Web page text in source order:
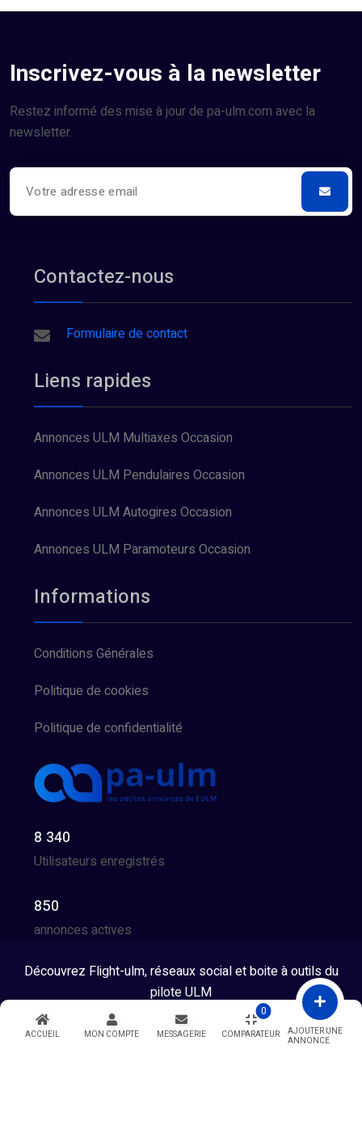
ACCUEIL MON COMPTE MESSAGERIE COMPARATEUR
0
AJOUTER UNE
ANNONCE
Inscrivez-vous à la newsletter
Restez informé des mise à jour de pa-ulm.com avec la
newsletter.
Contactez-nous
Formulaire de contact
Liens rapides
Annonces ULM Multiaxes Occasion
Annonces ULM Pendulaires Occasion
Annonces ULM Autogires Occasion
Annonces ULM Paramoteurs Occasion
Informations
Conditions Générales
Politique de cookies
Politique de confidentialité
8 340
Utilisateurs enregistrés
850
annonces actives
Découvrez Flight-ulm, réseaux social et boite à outils du
pilote ULM
Tous droits réservés © 2026 - Developpé par GG Team